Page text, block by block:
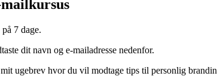
7 dage.
dit navn og e-mailadresse nedenfor.
ugebrev hvor du vil modtage tips til personlig